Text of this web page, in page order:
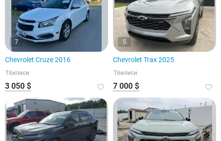
7
Chevrolet Cruze 2016
Тбилиси
3 050 $
5
Chevrolet Trax 2025
Тбилиси
7 000 $